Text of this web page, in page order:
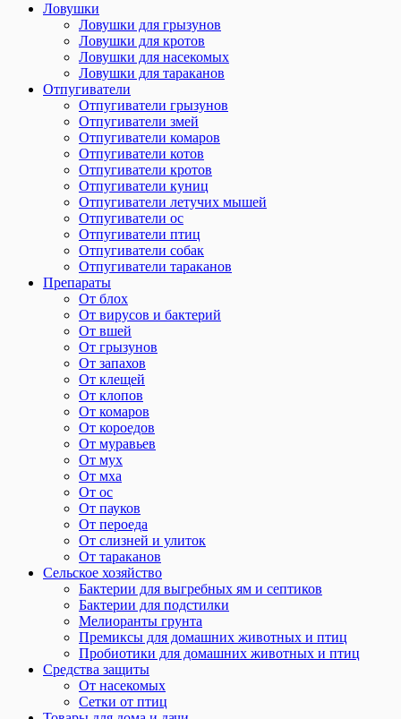
Ловушки
Ловушки для грызунов
Ловушки для кротов
Ловушки для насекомых
Ловушки для тараканов
Отпугиватели
Отпугиватели грызунов
Отпугиватели змей
Отпугиватели комаров
Отпугиватели котов
Отпугиватели кротов
Отпугиватели куниц
Отпугиватели летучих мышей
Отпугиватели ос
Отпугиватели птиц
Отпугиватели собак
Отпугиватели тараканов
Препараты
От блох
От вирусов и бактерий
От вшей
От грызунов
От запахов
От клещей
От клопов
От комаров
От короедов
От муравьев
От мух
От мха
От ос
От пауков
От пероеда
От слизней и улиток
От тараканов
Сельское хозяйство
Бактерии для выгребных ям и септиков
Бактерии для подстилки
Мелиоранты грунта
Премиксы для домашних животных и птиц
Пробиотики для домашних животных и птиц
Средства защиты
От насекомых
Сетки от птиц